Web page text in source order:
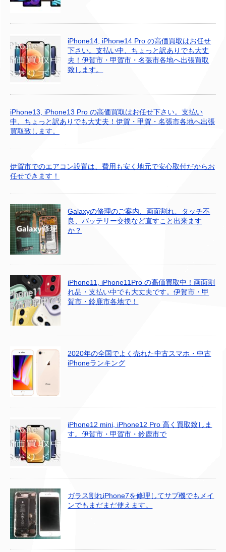
iPhone14, iPhone14 Pro の高価買取はお任せ
下さい。支払い中、ちょっと訳ありでも大丈
夫！伊賀市・甲賀市・名張市各地へ出張買取
致します。
iPhone13, iPhone13 Pro の高価買取はお任せ下さい。支払い
中、ちょっと訳ありでも大丈夫！伊賀・甲賀・名張市各地へ出張
買取致します。
伊賀市でのエアコン設置は、費用も安く地元で安心取付だからお
任せできます！
Galaxyの修理のご案内、画面割れ、タッチ不
良、バッテリー交換など直すこと出来ます
か？
iPhone11, iPhone11Pro の高価買取中！画面割
れ品・支払い中でも大丈夫です。伊賀市・甲
賀市・鈴鹿市各地で！
2020年の全国でよく売れた中古スマホ・中古
iPhoneランキング
iPhone12 mini, iPhone12 Pro 高く買取致しま
す。伊賀市・甲賀市・鈴鹿市で
ガラス割れiPhone7を修理してサブ機でもメイ
ンでもまだまだ使えます。